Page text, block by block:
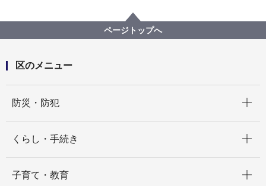
ページトップへ
区のメニュー
防災・防犯
くらし・手続き
子育て・教育